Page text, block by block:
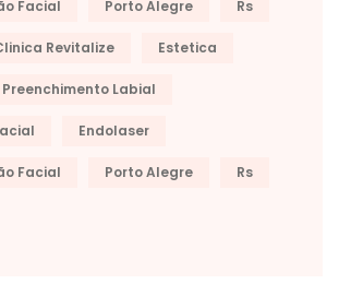
Facial Porto Alegre Rs
Revitalize Estetica
Preenchimento Labial
Endolaser
Facial Porto Alegre Rs